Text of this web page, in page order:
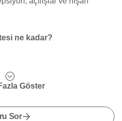
ne kadar?
Göster
Sor